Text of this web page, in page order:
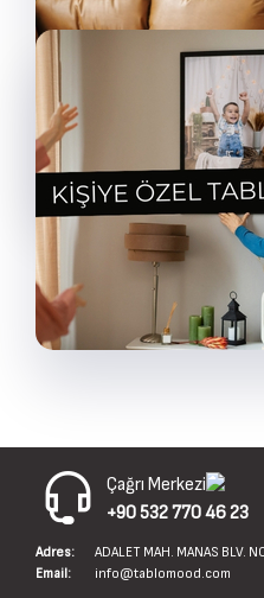
Çağrı Merkezi
+90 532 770 46 23
Adres:
ADALET MAH. MANAS BLV.
Email:
info@tablomood.com